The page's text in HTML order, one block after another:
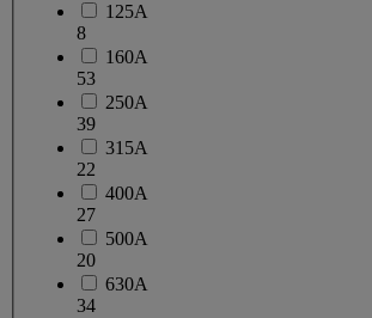
125A
8
160A
53
250A
39
315A
22
400A
27
500A
20
630A
34